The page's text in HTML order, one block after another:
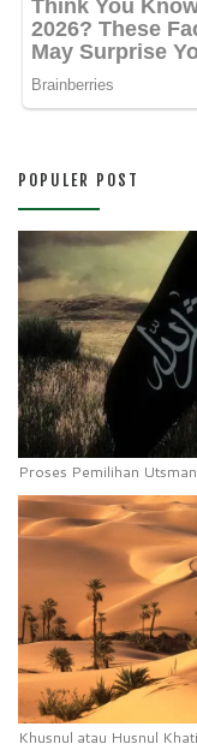
POPULER POST
Proses Pemilihan
Khusnul atau Husnul